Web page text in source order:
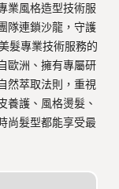
業風格造型技術服
隊連鎖沙龍，守護
髮專業技術服務的
歐洲、擁有專屬研
然萃取法則，重視
養護、風格燙髮、
尚髮型都能享受最